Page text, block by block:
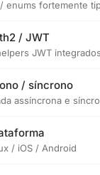
enums fortemente
/ JWT
JWT integrados
/ síncrono
assíncrona e
/ iOS / Android